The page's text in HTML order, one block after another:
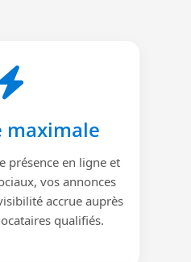
maximale
présence en ligne et
vos annonces
accrue auprès
qualifiés.